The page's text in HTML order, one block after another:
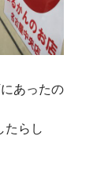
あったの
たらし